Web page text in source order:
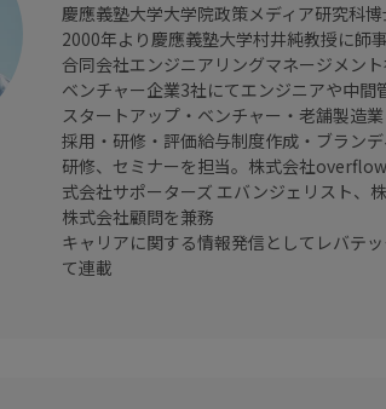
慶應義塾大学大学院政策メディア研究科
2000年より慶應義塾大学村井純教授に師事
合同会社エンジニアリングマネージメント
ベンチャー企業3社にてエンジニアや中間
スタートアップ・ベンチャー・老舗製造
採用・研修・評価給与制度作成・ブラン
研修、セミナーを担当。株式会社
式会社サポーターズ エバンジェリスト、
株式会社顧問を兼務
キャリアに関する情報発信としてレバテ
て連載